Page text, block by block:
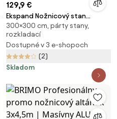
129,9 €
Ekspand Nožnicový stan
ŠTANDARD 3x3 m SIVÝ
300×300 cm, párty stany,
rozkladací
Dostupné v 3 e-shopoch
(2)
Skladom